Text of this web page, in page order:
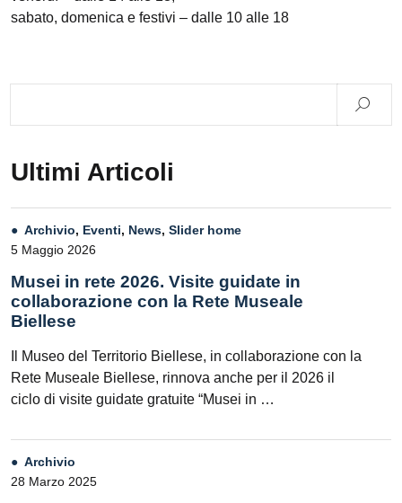
sabato, domenica e festivi – dalle 10 alle 18
Ultimi Articoli
Archivio, Eventi, News, Slider home
5 Maggio 2026
Musei in rete 2026. Visite guidate in
collaborazione con la Rete Museale
Biellese
Il Museo del Territorio Biellese, in collaborazione con la
Rete Museale Biellese, rinnova anche per il 2026 il
ciclo di visite guidate gratuite “Musei in …
Archivio
28 Marzo 2025